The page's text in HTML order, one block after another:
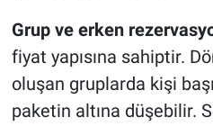
Grup ve erken
fiyat yapısına sahiptir.
oluşan gruplarda kişi
paketin altına düşebilir.